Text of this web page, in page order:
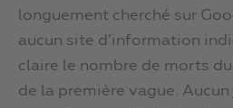
longuement cherché sur
aucun site d’information
claire le nombre de morts
de la première vague.